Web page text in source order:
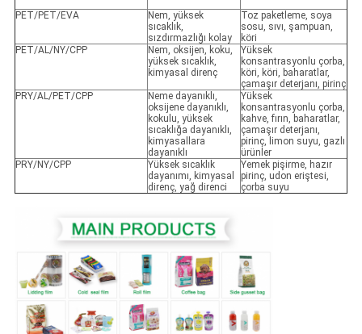
PET/PET/EVA
Nem, yüksek
sıcaklık,
sızdırmazlığı kolay
Toz paketleme, soya
sosu, sıvı, şampuan,
köri
PET/AL/NY/CPP
Nem, oksijen, koku,
yüksek sıcaklık,
kimyasal direnç
Yüksek
konsantrasyonlu çorba,
köri, köri, baharatlar,
çamaşır deterjanı, pirinç
PRY/AL/PET/CPP
Neme dayanıklı,
oksijene dayanıklı,
kokulu, yüksek
sıcaklığa dayanıklı,
kimyasallara
dayanıklı
Yüksek
konsantrasyonlu çorba,
kahve, fırın, baharatlar,
çamaşır deterjanı,
pirinç, limon suyu, gazlı
ürünler
PRY/NY/CPP
Yüksek sıcaklık
dayanımı, kimyasal
direnç, yağ direnci
Yemek pişirme, hazır
pirinç, udon eriştesi,
çorba suyu